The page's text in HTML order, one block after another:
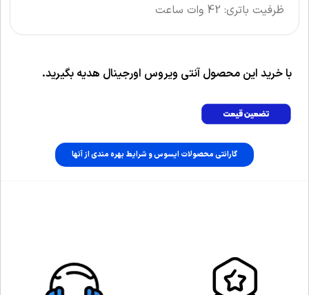
ظرفیت باتری: 42 وات ساعت
با خرید این محصول آنتی ویروس اورجینال هدیه بگیرید.
گارانتی محصولات ایسوس و شرایط بهره مندی از آنها